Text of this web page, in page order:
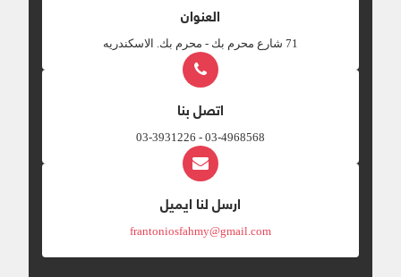
العنوان
‎71 شارع محرم بك - محرم بك. الاسكندريه
اتصل بنا
03-4968568 - 03-3931226
ارسل لنا ايميل
frantoniosfahmy@gmail.com